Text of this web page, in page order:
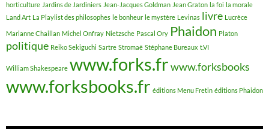
horticulture Jardins de Jardiniers Jean-Jacques Goldman Jean Graton la foi la morale
Land Art La Playlist des philosophes le bonheur le mystère Levinas livre Lucrèce
Marianne Chaillan Michel Onfray Nietzsche Pascal Ory Phaidon Platon
politique Reiko Sekiguchi Sartre Stromaë Stéphane Bureaux t.VI
William Shakespeare www.forks.frwww.forksbooks
www.forksbooks.fr éditions Menu Fretin éditions Phaidon